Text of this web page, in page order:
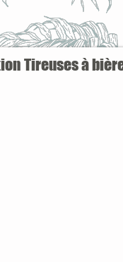
Tireuses à